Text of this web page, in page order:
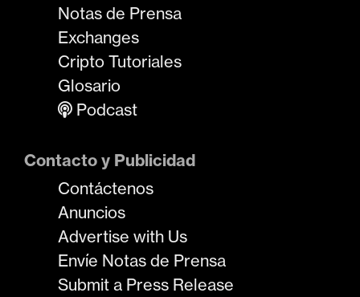
Notas de Prensa
Exchanges
Cripto Tutoriales
Glosario
Podcast
Contacto y Publicidad
Contáctenos
Anuncios
Advertise with Us
Envíe Notas de Prensa
Submit a Press Release